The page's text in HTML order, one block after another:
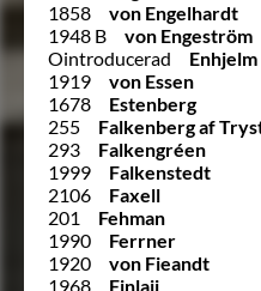
1858
von Engelhardt
1948 B
von Engeström
Ointroducerad
Enhjelm
1919
von Essen
1678
Estenberg
255
Falkenberg af
293
Falkengréen
1999
Falkenstedt
2106
Faxell
201
Fehman
1990
Ferrner
1920
von Fieandt
1968
Finlaij